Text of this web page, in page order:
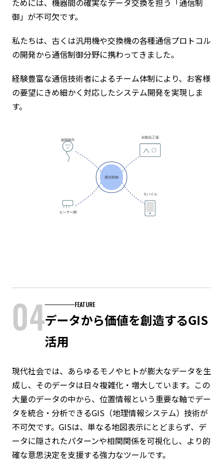
ためには、機器間の確実なデータ交換を担う「通信制
御」が不可欠です。
私たちは、古くは汎用機や交換機の各種通信プロトコル
の開発から通信制御分野に携わってきました。
経験豊富な通信技術者によるチーム体制により、お客様
の要望にきめ細かく対応したシステム開発を実現しま
す。
通信制御
遠隔操作
自動化工場
センサー網
モバイル
04 FEATURE
データから価値を創造するGIS
活用
現代社会では、あらゆるモノやヒトが膨大なデータを生
成し、そのデータは日々複雑化・増大しています。この
大量のデータの中から、位置情報という重要な軸でデー
タを統合・分析できるGIS（地理情報システム）技術が
不可欠です。GISは、単なる地図表示にとどまらず、デ
ータに隠されたパターンや相関関係を可視化し、より的
確な意思決定を支援する強力なツールです。